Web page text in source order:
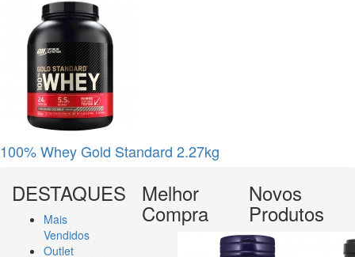
100% Whey Gold Standard 2.27kg
DESTAQUES
Mais
Vendidos
Outlet
Melhor
Compra
Novos
Produtos